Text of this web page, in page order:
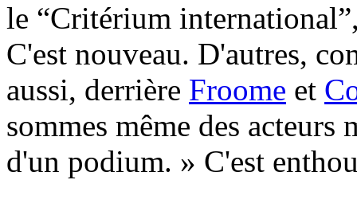
le “Critérium
C'est nouveau. D'autres,
aussi, derrière Froome et
sommes même des
d'un podium. » C'est